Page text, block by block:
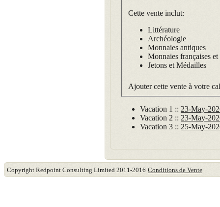
Cette vente inclut:
Littérature
Archéologie
Monnaies antiques
Monnaies françaises
Jetons et Médailles
Ajouter cette vente à votre
Vacation 1 :: 23-May-
Vacation 2 :: 23-May-
Vacation 3 :: 25-May-
Copyright Redpoint Consulting Limited 2011-2016 Conditions de Vente